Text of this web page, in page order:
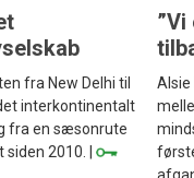
fra New Delhi til
interkontinentalt
fra en sæsonrute
2010. |
Alsie